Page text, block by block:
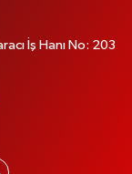
İş Hanı No: 203